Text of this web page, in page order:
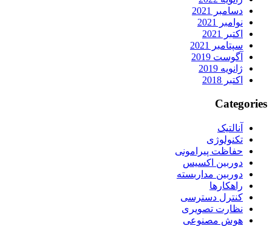
دسامبر 2021
نوامبر 2021
اکتبر 2021
سپتامبر 2021
آگوست 2019
ژانویه 2019
اکتبر 2018
Categories
آنالتیک
تکنولوژی
حفاظت پیرامونی
دوربین اکسیس
دوربین مداربسته
راهکارها
کنترل دسترسی
نظارت تصویری
هوش مصنوعی